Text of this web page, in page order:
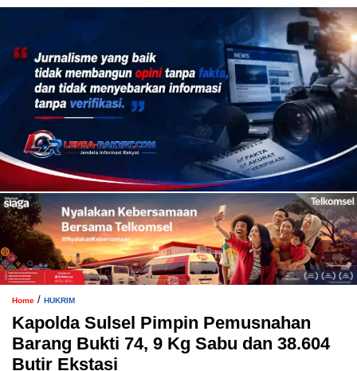
Home / HUKRIM
Kapolda Sulsel Pimpin Pemusnahan
Barang Bukti 74, 9 Kg Sabu dan 38.604
Butir Ekstasi